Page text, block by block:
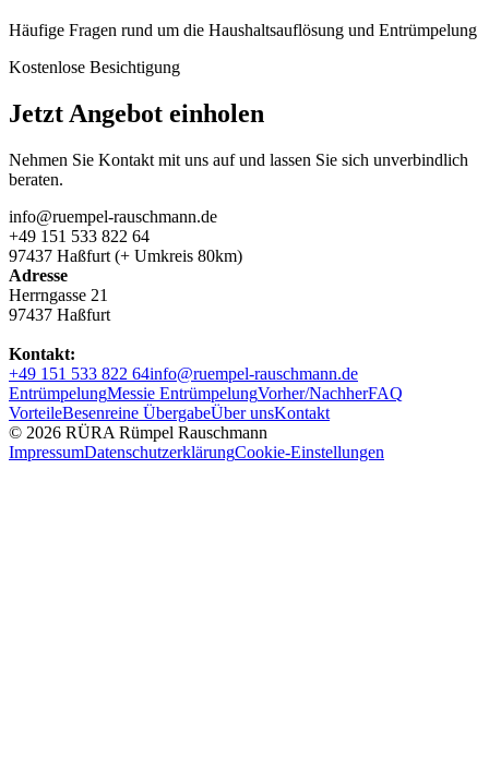
Häufige Fragen rund um die Haushaltsauflösung und Entrümpelung
Kostenlose Besichtigung
Jetzt Angebot einholen
Nehmen Sie Kontakt mit uns auf und lassen Sie sich unverbindlich
beraten.
info@ruempel-rauschmann.de
+49 151 533 822 64
97437 Haßfurt (+ Umkreis 80km)
Adresse
Herrngasse 21
97437 Haßfurt
Kontakt:
+49 151 533 822 64info@ruempel-rauschmann.de
EntrümpelungMessie EntrümpelungVorher/NachherFAQ
VorteileBesenreine ÜbergabeÜber unsKontakt
© 2026 RÜRA Rümpel Rauschmann
ImpressumDatenschutzerklärungCookie-Einstellungen